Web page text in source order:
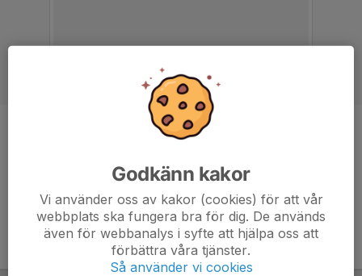
Huvudtränare
Godkänn kakor
Vi använder oss av kakor (cookies) för att vår
webbplats ska fungera bra för dig. De används
även för webbanalys i syfte att hjälpa oss att
förbättra våra tjänster.
Så använder vi cookies